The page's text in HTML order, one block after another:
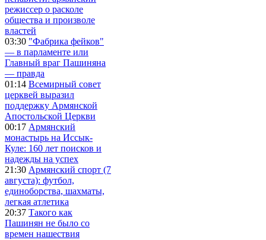
режиссер о расколе
общества и произволе
властей
03:30 "Фабрика фейков"
— в парламенте или
Главный враг Пашиняна
— правда
01:14 Всемирный совет
церквей выразил
поддержку Армянской
Апостольской Церкви
00:17 Армянский
монастырь на Иссык-
Куле: 160 лет поисков и
надежды на успех
21:30 Армянский спорт (7
августа): футбол,
единоборства, шахматы,
легкая атлетика
20:37 Такого как
Пашинян не было со
времен нашествия